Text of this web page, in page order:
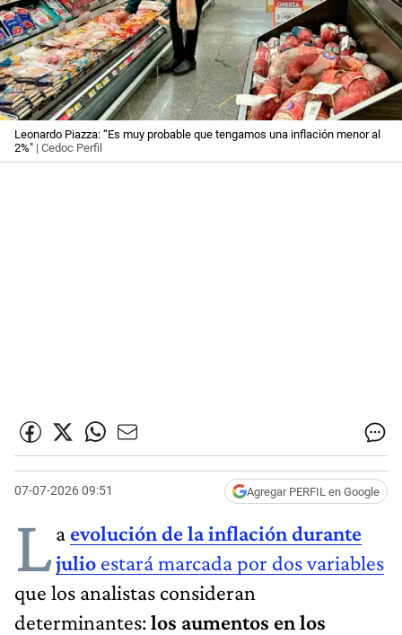
Leonardo Piazza: “Es muy probable que tengamos una inflación menor al
2%" | Cedoc Perfil
07-07-2026 09:51 Agregar PERFIL en Google
La evolución de la inflación durante
julio estará marcada por dos variables
que los analistas consideran
determinantes:los aumentos en los